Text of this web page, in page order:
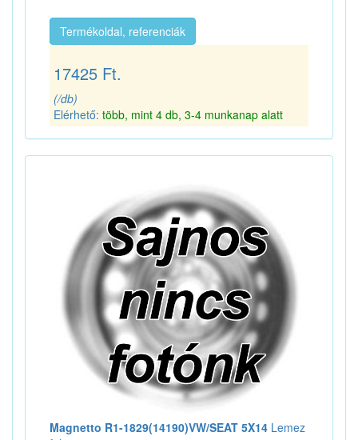
Termékoldal, referenciák
17425 Ft.
(/db)
Elérhető: több, mint 4 db, 3-4 munkanap alatt
Magnetto R1-1829(14190)VW/SEAT 5X14 Lemez